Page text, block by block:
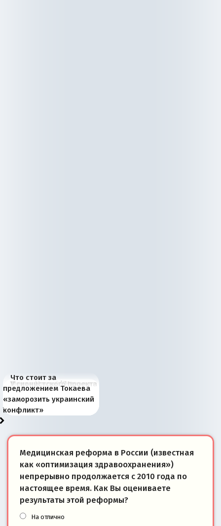
В России назрели
перемены: 15 шагов к
суверенной экономике
Миграционный пожар
Европы
Россия начинает
сбрасывать балласт
Анкориджа
Россия зимой 1904
года: первые уступки во
внутренней политике
Русская нация вчера и
сегодня
Почему правый крах в
Варшаве не поможет её
отношениям с Россией?
Место Науру / Науэро в
современной истории
Южной Осетии
У сионистского проекта
появилось украинское
измерение
Что стоит за
предложением Токаева
«заморозить украинский
конфликт»
Медицинская реформа в России (известная
как «оптимизация здравоохранения»)
непрерывно продолжается с 2010 года по
настоящее время. Как Вы оцениваете
результаты этой реформы?
На отлично